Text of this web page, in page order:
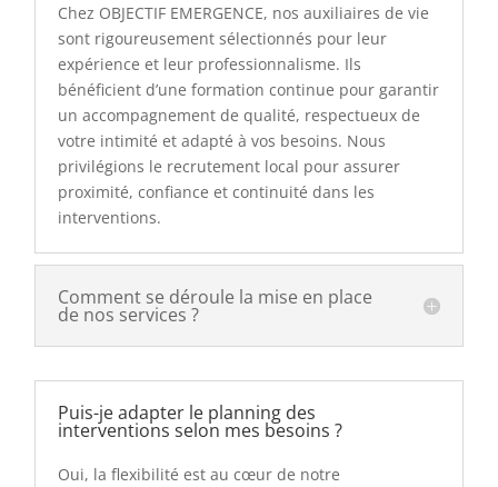
Chez OBJECTIF EMERGENCE, nos auxiliaires de vie
sont rigoureusement sélectionnés pour leur
expérience et leur professionnalisme. Ils
bénéficient d’une formation continue pour garantir
un accompagnement de qualité, respectueux de
votre intimité et adapté à vos besoins. Nous
privilégions le recrutement local pour assurer
proximité, confiance et continuité dans les
interventions.
Comment se déroule la mise en place
de nos services ?
Puis-je adapter le planning des
interventions selon mes besoins ?
Oui, la flexibilité est au cœur de notre